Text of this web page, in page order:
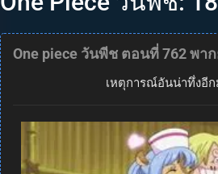
One piece วันพีช ตอนที่ 762 พ
เหตุการณ์อันน่าทึ่งอีก